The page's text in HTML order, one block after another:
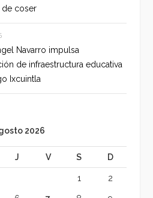
de coser
Navarro impulsa
de infraestructura educativa
Ixcuintla
2026
J V S D
1 2